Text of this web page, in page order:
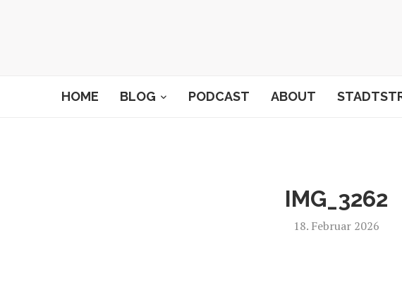
HOME BLOG PODCAST ABOUT
IMG_3262
18. Februar 2026